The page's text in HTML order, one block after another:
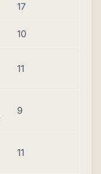
17
10
11
9
11